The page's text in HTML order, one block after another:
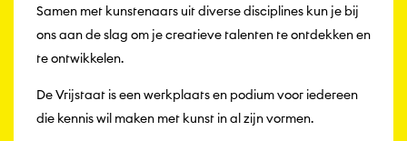
Samen met kunstenaars uit diverse disciplines kun je bij
ons aan de slag om je creatieve talenten te ontdekken en
te ontwikkelen.
De Vrijstaat is een werkplaats en podium voor iedereen
die kennis wil maken met kunst in al zijn vormen.